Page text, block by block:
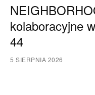
kolaboracyjne
44
5 SIERPNIA 2026